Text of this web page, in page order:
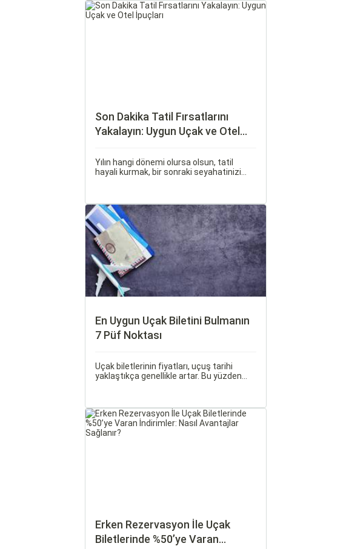
Son Dakika Tatil Fırsatlarını
Yakalayın: Uygun Uçak ve Otel
Yılın hangi dönemi olursa olsun, tatil
hayali kurmak, bir sonraki seyahatinizi
olabilir.
En Uygun Uçak Biletini Bulmanın
7 Püf Noktası
Uçak biletlerinin fiyatları, uçuş tarihi
yaklaştıkça genellikle artar. Bu yüzden
Erken Rezervasyon İle Uçak
Biletlerinde %50’ye Varan